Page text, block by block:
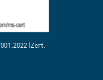
(Zert.-